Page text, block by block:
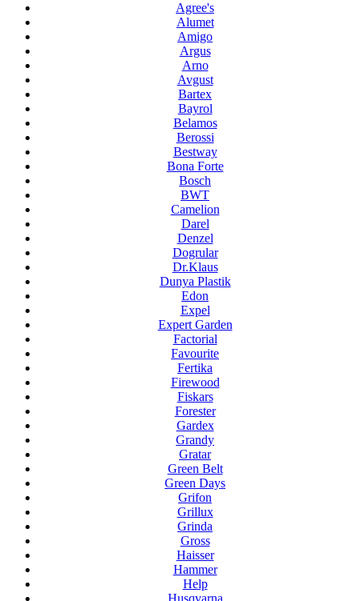
Agree's
Alumet
Amigo
Argus
Arno
Avgust
Bartex
Bayrol
Belamos
Berossi
Bestway
Bona Forte
Bosch
BWT
Camelion
Darel
Denzel
Dogrular
Dr.Klaus
Dunya Plastik
Edon
Expel
Expert Garden
Factorial
Favourite
Fertika
Firewood
Fiskars
Forester
Gardex
Grandy
Gratar
Green Belt
Green Days
Grifon
Grillux
Grinda
Gross
Haisser
Hammer
Help
Husqvarna